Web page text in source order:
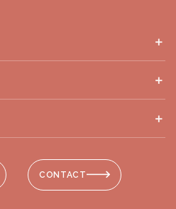
CONTACT